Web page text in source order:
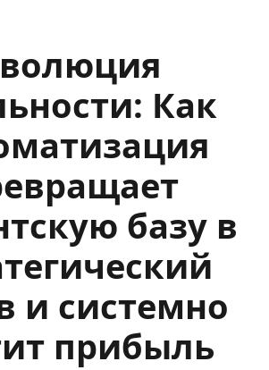
Как
базу в
и системно
прибыль